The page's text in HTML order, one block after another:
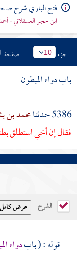
فتح الباري شرح
ابن حجر العسقلاني -
جزء 10 صفحة
باب دواء المبطون
5386 حدثنا
محمد بن
فقال إن أخي استطلق
الشرح
قوله : ( بابدواء